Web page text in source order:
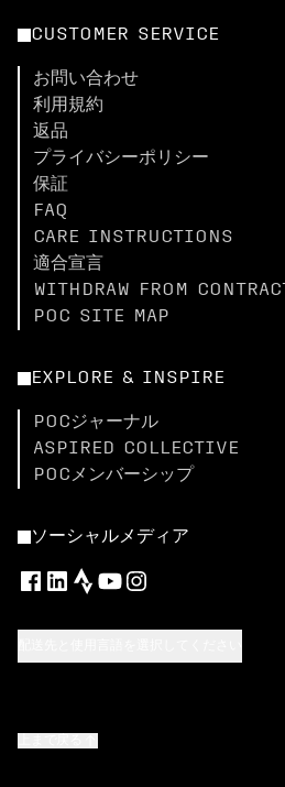
CUSTOMER SERVICE
お問い合わせ
利用規約
返品
プライバシーポリシー
保証
FAQ
CARE INSTRUCTIONS
適合宣言
WITHDRAW FROM CONTRACT
POC SITE MAP
EXPLORE & INSPIRE
POCジャーナル
ASPIRED COLLECTIVE
POCメンバーシップ
ソーシャルメディア